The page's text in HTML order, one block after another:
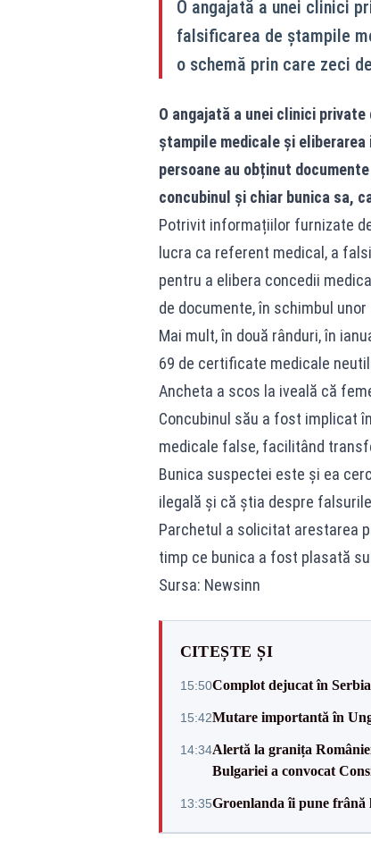
O angajată a unei clinici
falsificarea de ștampile
o schemă prin care zeci
O angajată a unei clinici
ștampile medicale și
persoane au obținut
concubinul și chiar bunica sa,
Potrivit informațiilor furnizate
lucra ca referent medical, a
pentru a elibera concedii
de documente, în schimbul unor
Mai mult, în două rânduri, în
69 de certificate medicale
Ancheta a scos la iveală că
Concubinul său a fost implicat
medicale false, facilitând
Bunica suspectei este și ea
ilegală și că știa despre
Parchetul a solicitat arestarea
timp ce bunica a fost plasată
Sursa: Newsinn
CITEȘTE ȘI
15:50Complot dejucat în
15:42Mutare importantă în
14:34Alertă la granița
Bulgariei a convocat
13:35Groenlanda îi pune